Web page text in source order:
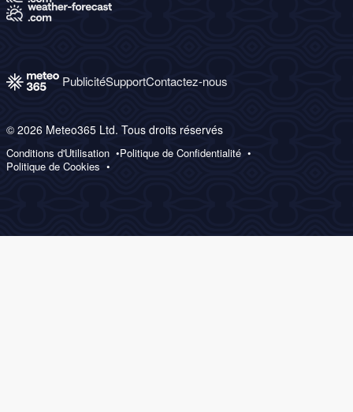
PublicitéSupportContactez-nous
© 2026 Meteo365 Ltd. Tous droits réservés
Conditions d'Utilisation
Politique de Confidentialité
Politique de Cookies